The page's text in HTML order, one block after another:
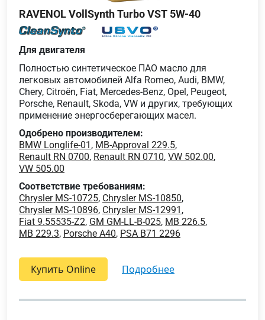
RAVENOL VollSynth Turbo VST 5W-40
Для двигателя
Полностью синтетическое ПАО масло для
легковых автомобилей Alfa Romeo, Audi, BMW,
Chery, Citroën, Fiat, Mercedes-Benz, Opel, Peugeot,
Porsche, Renault, Skoda, VW и других, требующих
применение энергосберегающих масел.
Одобрено производителем:
BMW Longlife-01 , MB-Approval 229.5,
Renault RN 0700, Renault RN 0710, VW 502.00,
VW 505.00
Соответствие требованиям:
Chrysler MS-10725, Chrysler MS-10850,
Chrysler MS-10896, Chrysler MS-12991 ,
Fiat 9.55535-Z2, GM GM-LL-B-025, MB 226.5,
MB 229.3, Porsche A40, PSA B71 2296
Купить Online подробнее